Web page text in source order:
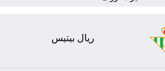
ريال بيتيس